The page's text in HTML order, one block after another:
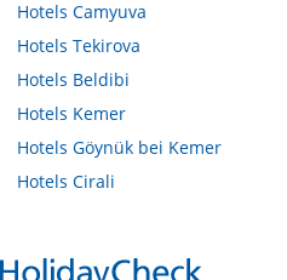
Hotels Camyuva
Hotels Tekirova
Hotels Beldibi
Hotels Kemer
Hotels Göynük bei Kemer
Hotels Cirali